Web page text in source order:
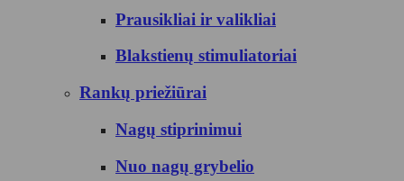
Prausikliai ir valikliai
Blakstienų stimuliatoriai
Rankų priežiūrai
Nagų stiprinimui
Nuo nagų grybelio